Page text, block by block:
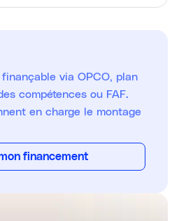
via OPCO, plan
compétences ou FAF.
en charge le montage
financement